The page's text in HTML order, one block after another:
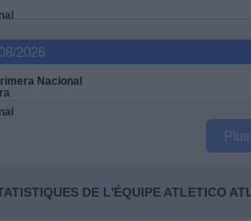
2026
Nacional
DE L'ÉQUIPE ATLETICO